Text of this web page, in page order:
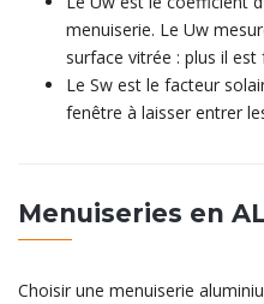
menuiserie. Le Uw
surface vitrée : plus il est
Le Sw est le facteur
fenêtre à laisser entrer
Menuiseries en
Choisir une menuiserie